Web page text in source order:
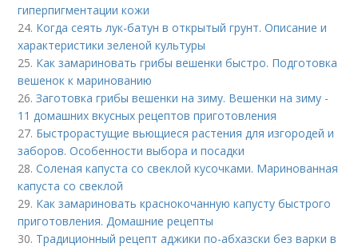
гиперпигментации кожи
24. Когда сеять лук-батун в открытый грунт. Описание и
характеристики зеленой культуры
25. Как замариновать грибы вешенки быстро. Подготовка
вешенок к маринованию
26.Заготовка грибы вешенки на зиму. Вешенки на зиму -
11 домашних вкусных рецептов приготовления
27. Быстрорастущие вьющиеся растения для изгородей и
заборов. Особенности выбора и посадки
28.Соленая капуста со свеклой кусочками. Маринованная
капуста со свеклой
29. Как замариновать краснокочанную капусту быстрого
приготовления. Домашние рецепты
30. Традиционный рецепт аджики по-абхазски без варки в